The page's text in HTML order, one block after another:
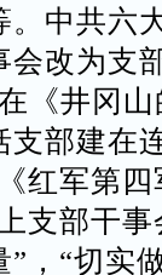
中共六
改为支
《井冈
部建在
红军第
支部干
，“切实